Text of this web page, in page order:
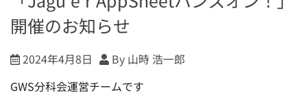
開催のお知らせ
2024年4月8日
By 山時 浩一郎
GWS分科会運営チームです